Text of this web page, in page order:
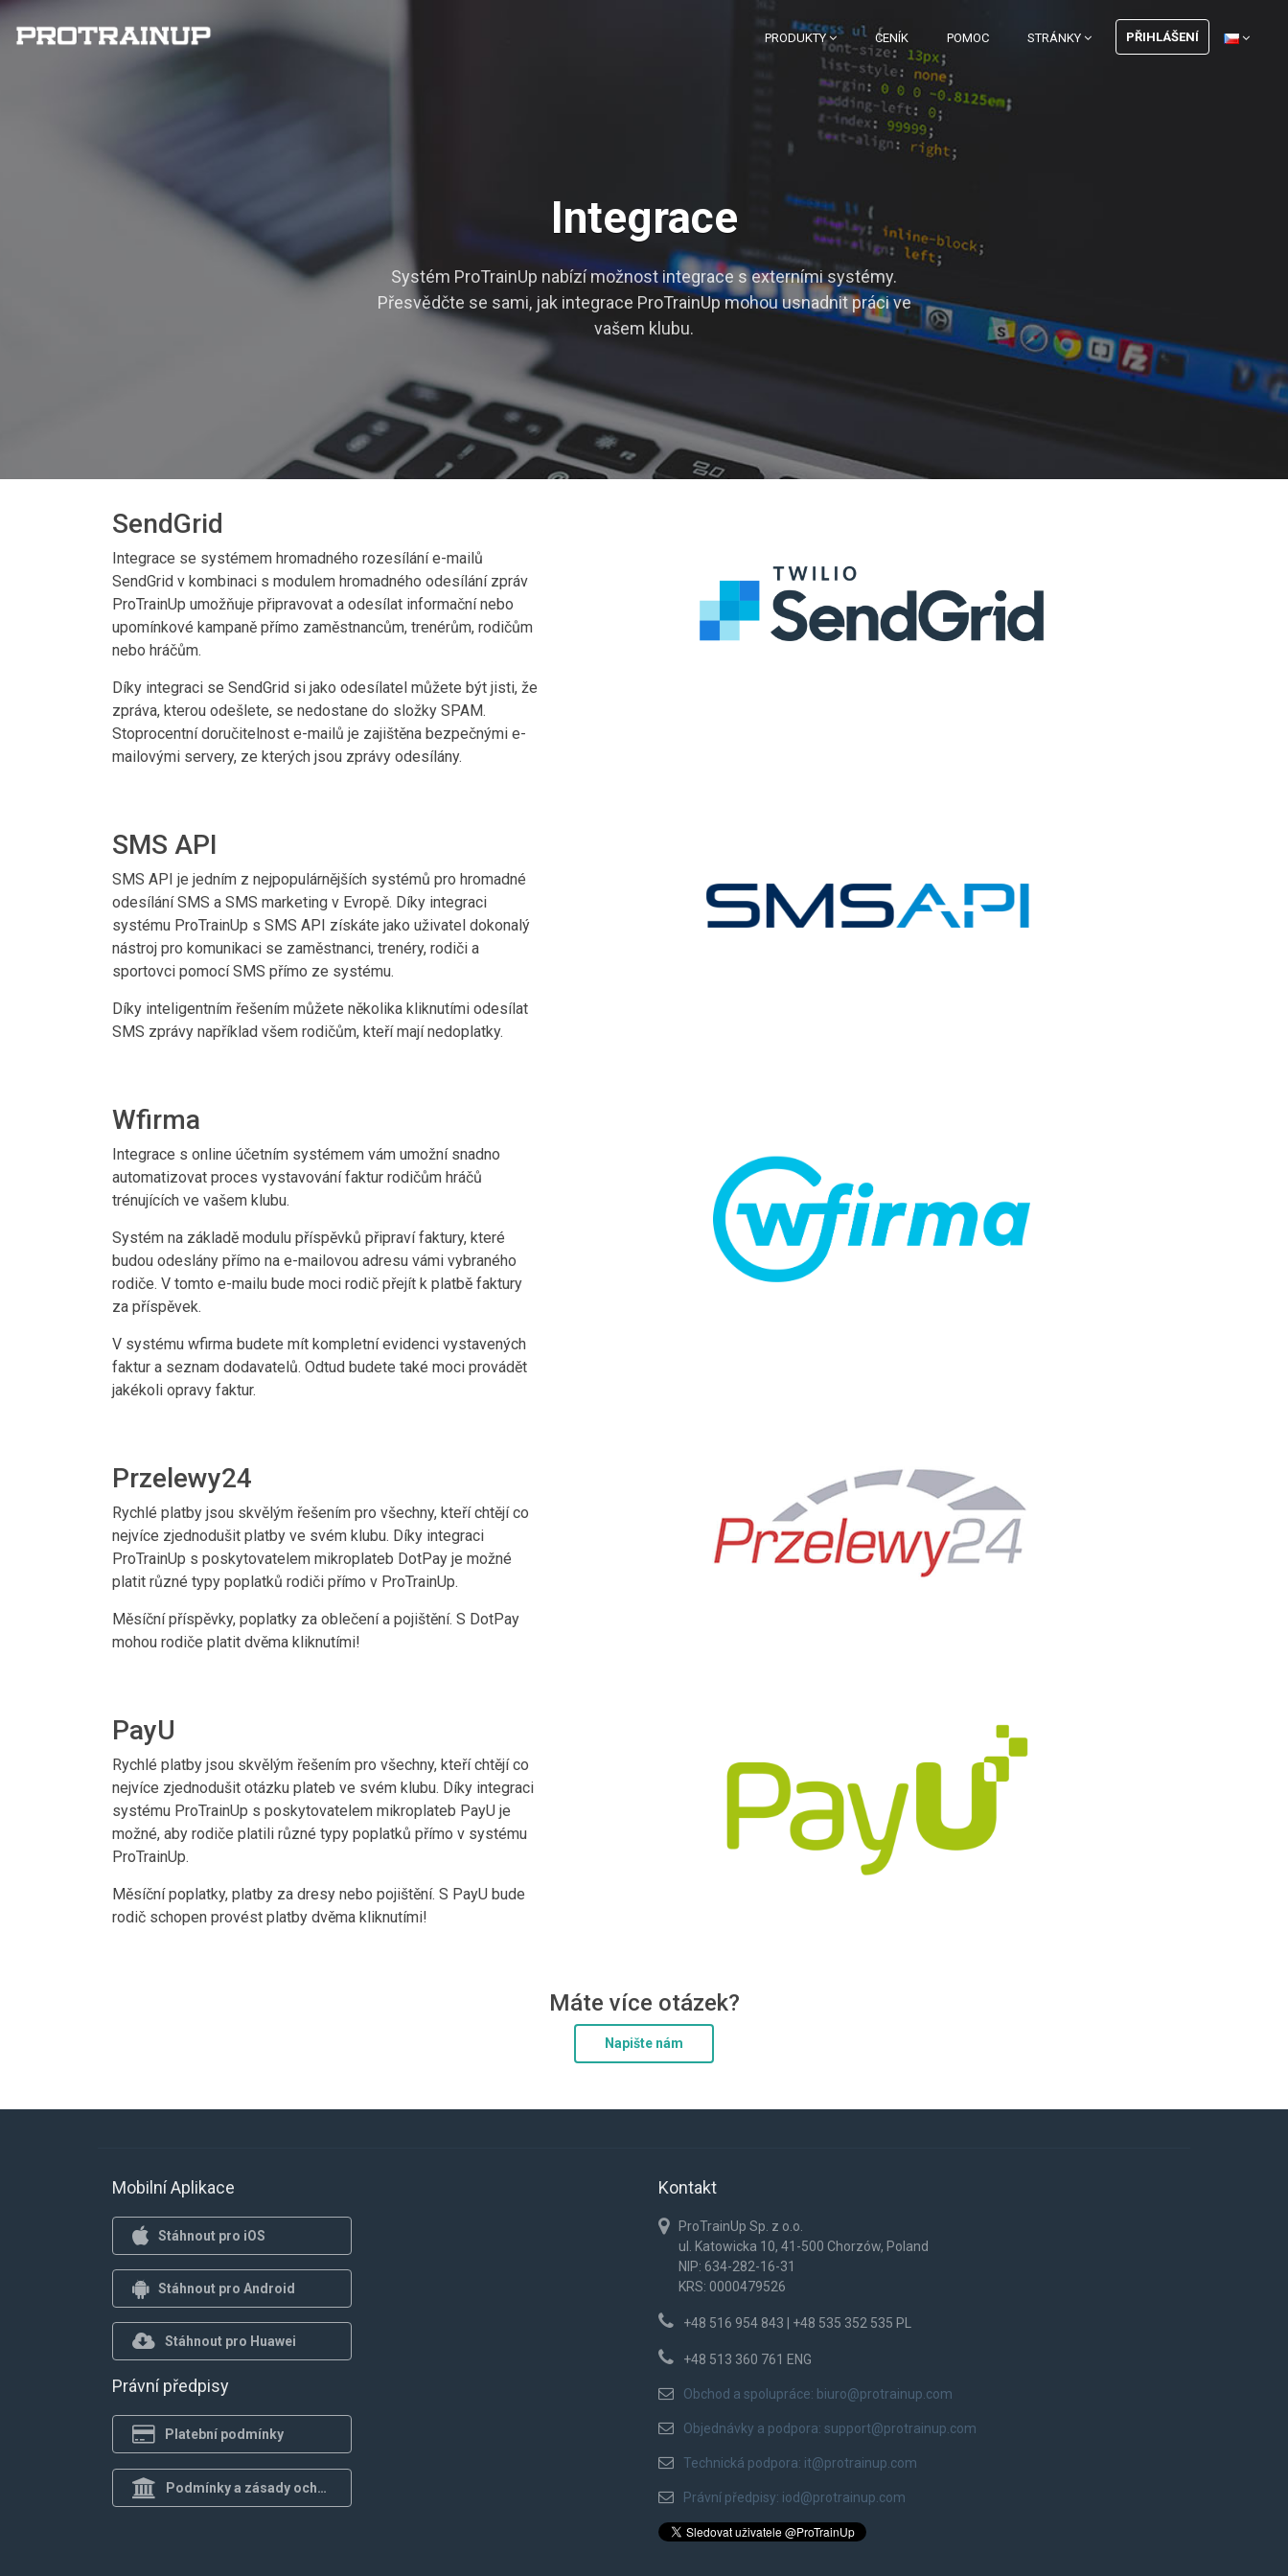
PRODUKTY CENÍK POMOC STRÁNKY PŘIHLÁŠENÍ
Integrace
Systém ProTrainUp nabízí možnost integrace s externími systémy.
Přesvědčte se sami, jak integrace ProTrainUp mohou usnadnit práci ve
vašem klubu.
SendGrid
Integrace se systémem hromadného rozesílání e-mailů
SendGrid v kombinaci s modulem hromadného odesílání zpráv
ProTrainUp umožňuje připravovat a odesílat informační nebo
upomínkové kampaně přímo zaměstnancům, trenérům, rodičům
nebo hráčům.
Díky integraci se SendGrid si jako odesílatel můžete být jisti, že
zpráva, kterou odešlete, se nedostane do složky SPAM.
Stoprocentní doručitelnost e-mailů je zajištěna bezpečnými e-
mailovými servery, ze kterých jsou zprávy odesílány.
SMS API
SMS API je jedním z nejpopulárnějších systémů pro hromadné
odesílání SMS a SMS marketing v Evropě. Díky integraci
systému ProTrainUp s SMS API získáte jako uživatel dokonalý
nástroj pro komunikaci se zaměstnanci, trenéry, rodiči a
sportovci pomocí SMS přímo ze systému.
Díky inteligentním řešením můžete několika kliknutími odesílat
SMS zprávy například všem rodičům, kteří mají nedoplatky.
Wfirma
Integrace s online účetním systémem vám umožní snadno
automatizovat proces vystavování faktur rodičům hráčů
trénujících ve vašem klubu.
Systém na základě modulu příspěvků připraví faktury, které
budou odeslány přímo na e-mailovou adresu vámi vybraného
rodiče. V tomto e-mailu bude moci rodič přejít k platbě faktury
za příspěvek.
V systému wfirma budete mít kompletní evidenci vystavených
faktur a seznam dodavatelů. Odtud budete také moci provádět
jakékoli opravy faktur.
Przelewy24
Rychlé platby jsou skvělým řešením pro všechny, kteří chtějí co
nejvíce zjednodušit platby ve svém klubu. Díky integraci
ProTrainUp s poskytovatelem mikroplateb DotPay je možné
platit různé typy poplatků rodiči přímo v ProTrainUp.
Měsíční příspěvky, poplatky za oblečení a pojištění. S DotPay
mohou rodiče platit dvěma kliknutími!
PayU
Rychlé platby jsou skvělým řešením pro všechny, kteří chtějí co
nejvíce zjednodušit otázku plateb ve svém klubu. Díky integraci
systému ProTrainUp s poskytovatelem mikroplateb PayU je
možné, aby rodiče platili různé typy poplatků přímo v systému
ProTrainUp.
Měsíční poplatky, platby za dresy nebo pojištění. S PayU bude
rodič schopen provést platby dvěma kliknutími!
Máte více otázek?
Napište nám
Mobilní Aplikace
Stáhnout pro iOS
Stáhnout pro Android
Stáhnout pro Huawei
Právní předpisy
Platební podmínky
Podmínky a zásady ochrany osob.
Kontakt
ProTrainUp Sp. z o.o.
ul. Katowicka 10, 41-500 Chorzów, Poland
NIP: 634-282-16-31
KRS: 0000479526
+48 516 954 843 | +48 535 352 535 PL
+48 513 360 761 ENG
Obchod a spolupráce: biuro@protrainup.com
Objednávky a podpora: support@protrainup.com
Technická podpora: it@protrainup.com
Právní předpisy: iod@protrainup.com